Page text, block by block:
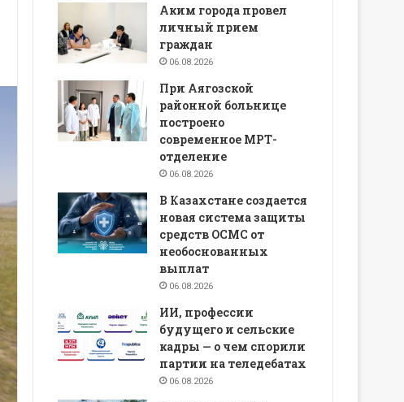
Аким города провел
личный прием
граждан
06.08.2026
При Аягозской
районной больнице
построено
современное МРТ-
отделение
06.08.2026
В Казахстане создается
новая система защиты
средств ОСМС от
необоснованных
выплат
06.08.2026
ИИ, профессии
будущего и сельские
кадры — о чем спорили
партии на теледебатах
06.08.2026